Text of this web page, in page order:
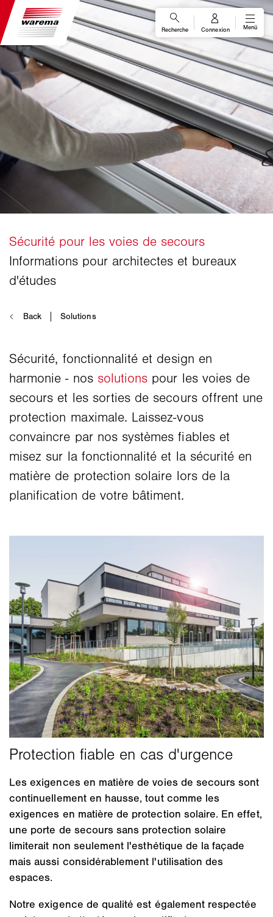
Sécurité, fonctionnalité et design en
harmonie - nos solutions pour les voies de
secours et les sorties de secours offrent une
protection maximale. Laissez-vous
convaincre par nos systèmes fiables et
misez sur la fonctionnalité et la sécurité en
matière de protection solaire lors de la
planification de votre bâtiment.
Les exigences en matière de voies de secours sont
continuellement en hausse, tout comme les
exigences en matière de protection solaire. En effet,
une porte de secours sans protection solaire
limiterait non seulement l'esthétique de la façade
mais aussi considérablement l'utilisation des
espaces.
Notre exigence de qualité est également respectée